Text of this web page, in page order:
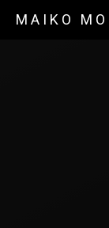
MAIKO